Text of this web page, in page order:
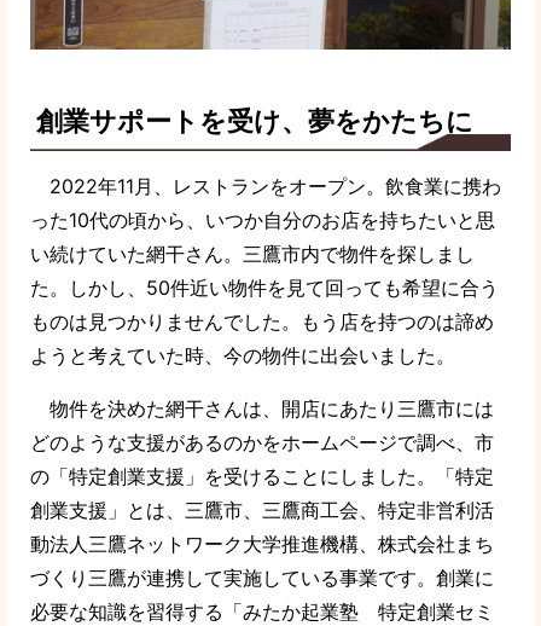
創業サポートを受け、夢をかたちに
2022年11月、レストランをオープン。飲食業に携わ
った10代の頃から、いつか自分のお店を持ちたいと思
い続けていた網干さん。三鷹市内で物件を探しまし
た。しかし、50件近い物件を見て回っても希望に合う
ものは見つかりませんでした。もう店を持つのは諦め
ようと考えていた時、今の物件に出会いました。
物件を決めた網干さんは、開店にあたり三鷹市には
どのような支援があるのかをホームページで調べ、市
の「特定創業支援」を受けることにしました。「特定
創業支援」とは、三鷹市、三鷹商工会、特定非営利活
動法人三鷹ネットワーク大学推進機構、株式会社まち
づくり三鷹が連携して実施している事業です。創業に
必要な知識を習得する「みたか起業塾 特定創業セミ